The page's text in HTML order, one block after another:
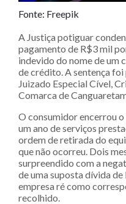
Fonte: Freepik
A Justiça potiguar
pagamento de R$3 mil
indevido do nome de um
de crédito. A sentença
Juizado Especial Cível,
Comarca de
O consumidor encerrou
um ano de serviços
ordem de retirada do
que não ocorreu. Dois
surpreendido com a
de uma suposta dívida
empresa ré como
recolhido.